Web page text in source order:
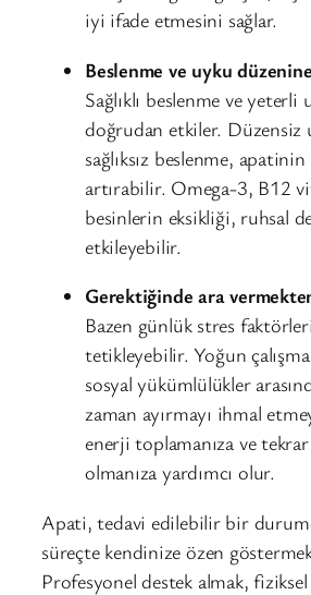
iyi ifade etmesini sağlar.
Beslenme ve uyku
Sağlıklı beslenme ve
doğrudan etkiler. Düzensiz
sağlıksız beslenme,
artırabilir. Omega-3, B12
besinlerin eksikliği, ruhsal
etkileyebilir.
Gerektiğinde ara
Bazen günlük stres
tetikleyebilir. Yoğun
sosyal yükümlülükler
zaman ayırmayı ihmal
enerji toplamanıza ve
olmanıza yardımcı olur.
Apati, tedavi edilebilir bir
süreçte kendinize özen
Profesyonel destek almak,